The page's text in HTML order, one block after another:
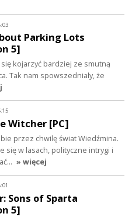
Parking Lots
5]
kojarzyć bardziej ze smutną
Tak nam spowszedniały, że
Witcher [PC]
przez chwilę świat Wiedźmina.
się w lasach, polityczne intrygi i
» więcej
Sons of Sparta
5]